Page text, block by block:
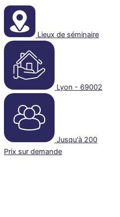
Lieux de séminaire
Lyon - 69002
Jusqu'à 200
Prix sur demande